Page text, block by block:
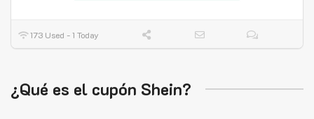
173 Used - 1 Today
¿Qué es el cupón Shein?